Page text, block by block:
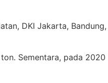
DKI Jakarta, Bandung,
Sementara, pada 2020